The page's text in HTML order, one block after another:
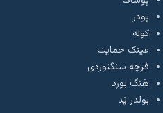
پودر
کوله
عینک حمایت
فرچه سنگنوردی
هَنگ بورد
بولدر پَد